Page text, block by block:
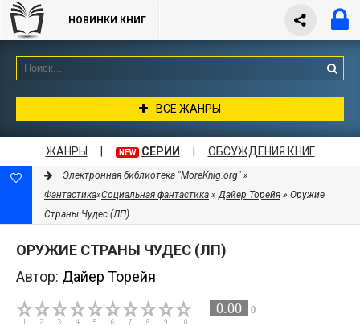
НОВИНКИ КНИГ
ВСЕ ЖАНРЫ
ЖАНРЫ NEW СЕРИИ ОБСУЖДЕНИЯ КНИГ
Электронная библиотека "MoreKnig.org" »
Фантастика»Социальная фантастика »Дайер Торейя » Оружие
Страны Чудес (ЛП)
ОРУЖИЕ СТРАНЫ ЧУДЕС (ЛП)
Автор: Дайер Торейя
0.00 0